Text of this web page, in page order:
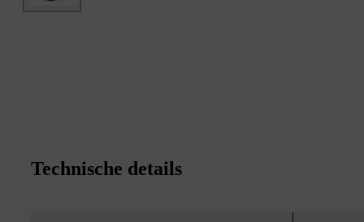
Technische details